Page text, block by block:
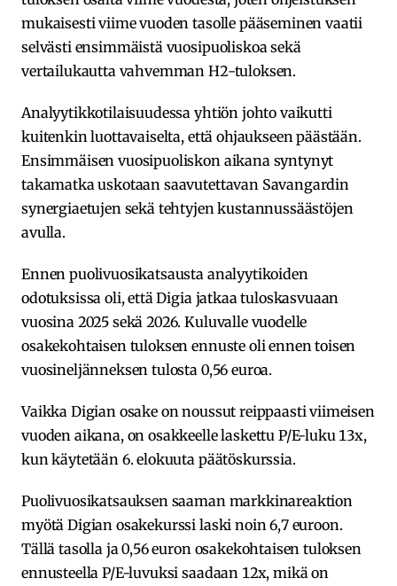
mukaisesti viime vuoden tasolle pääseminen vaatii
selvästi ensimmäistä vuosipuoliskoa sekä
vertailukautta vahvemman H2-tuloksen.
Analyytikkotilaisuudessa yhtiön johto vaikutti
kuitenkin luottavaiselta, että ohjaukseen päästään.
Ensimmäisen vuosipuoliskon aikana syntynyt
takamatka uskotaan saavutettavan Savangardin
synergiaetujen sekä tehtyjen kustannussäästöjen
avulla.
Ennen puolivuosikatsausta analyytikoiden
odotuksissa oli, että Digia jatkaa tuloskasvuaan
vuosina 2025 sekä 2026. Kuluvalle vuodelle
osakekohtaisen tuloksen ennuste oli ennen toisen
vuosineljänneksen tulosta 0,56 euroa.
Vaikka Digian osake on noussut reippaasti viimeisen
vuoden aikana, on osakkeelle laskettu P/E-luku 13x,
kun käytetään 6. elokuuta päätöskurssia.
Puolivuosikatsauksen saaman markkinareaktion
myötä Digian osakekurssi laski noin 6,7 euroon.
Tällä tasolla ja 0,56 euron osakekohtaisen tuloksen
ennusteella P/E-luvuksi saadaan 12x, mikä on